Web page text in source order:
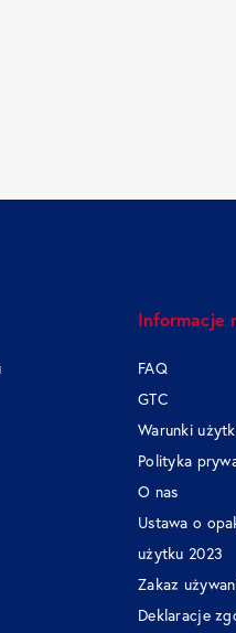
Informacje
FAQ
GTC
Warunki
Polityka
O nas
Ustawa o
użytku 2023
Zakaz
Deklaracje